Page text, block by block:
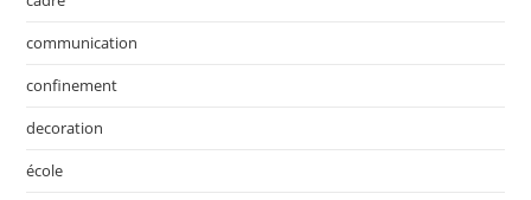
communication
confinement
decoration
école